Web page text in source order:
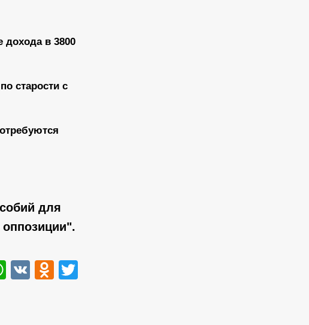
дохода в 3800
старости с
для
WhatsApp
VK Odnoklassniki